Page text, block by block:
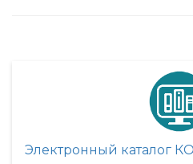
Электронный каталог